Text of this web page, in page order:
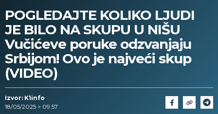
POGLEDAJTE KOLIKO LJUDI
JE BILO NA SKUPU U NIŠU
Vučićeve poruke odzvanjaju
Srbijom! Ovo je najveći skup
(VIDEO)
Izvor: K1info
18/05/2025 > 09:57